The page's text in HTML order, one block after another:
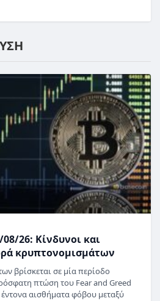
26: Κίνδυνοι και
κρυπτονομισμάτων
βρίσκεται σε μία περίοδο
πτώση του Fear and Greed
αισθήματα φόβου μεταξύ